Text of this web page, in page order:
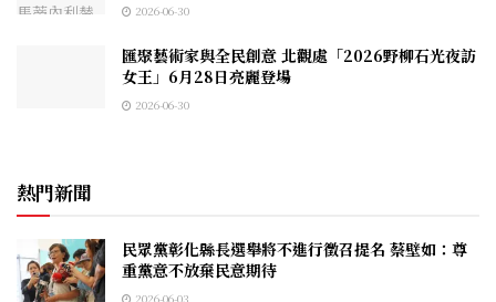
2026-06-30
匯聚藝術家與全民創意 北觀處「2026野柳石光夜訪
女王」6月28日亮麗登場
2026-06-30
熱門新聞
民眾黨彰化縣長選舉將不進行徵召提名 蔡壁如：尊
重黨意不放棄民意期待
2026-06-03